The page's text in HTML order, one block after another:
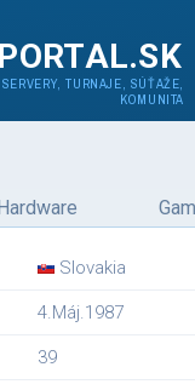
SERVERY, TURNAJE, SÚŤAŽE,
KOMUNITA
Slovakia
4.Máj.1987
39